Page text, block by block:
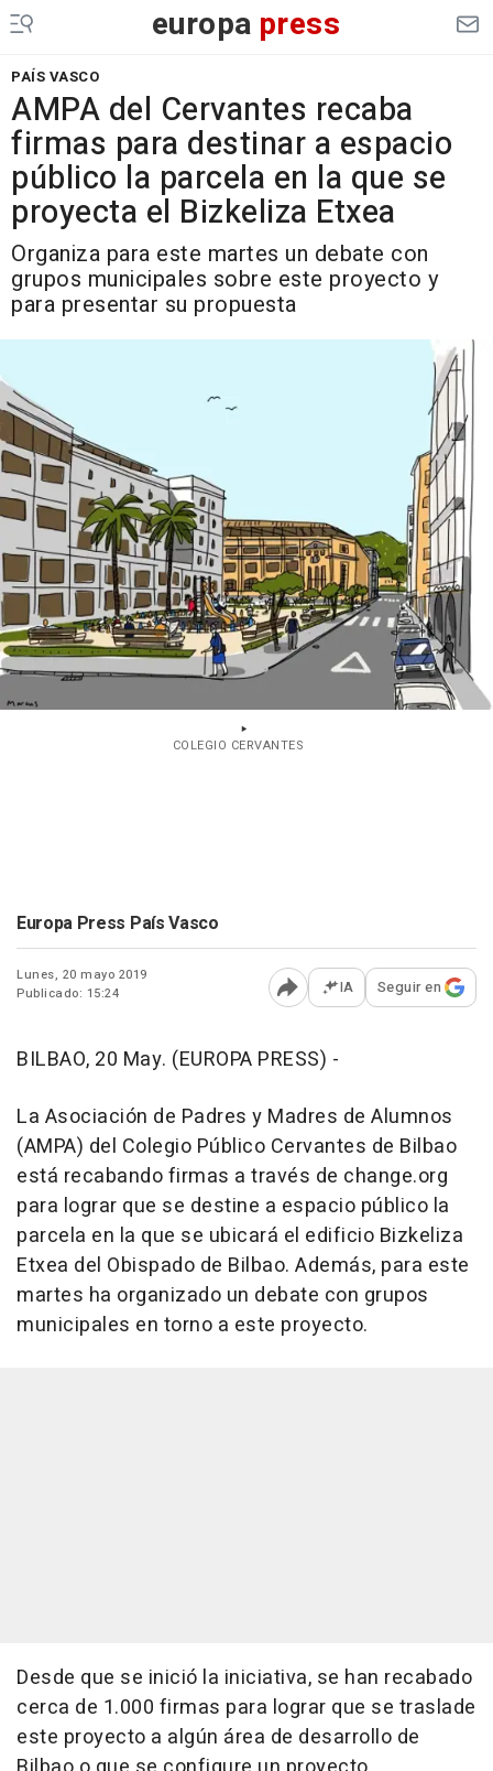
europa press
PAÍS VASCO
AMPA del Cervantes recaba
firmas para destinar a espacio
público la parcela en la que se
proyecta el Bizkeliza Etxea
Organiza para este martes un debate con
grupos municipales sobre este proyecto y
para presentar su propuesta
COLEGIO CERVANTES
Europa Press País Vasco
Lunes, 20 mayo 2019
Publicado: 15:24
Abrir opciones para
IA Seguir en
BILBAO, 20 May. (EUROPA PRESS) -
La Asociación de Padres y Madres de Alumnos
(AMPA) del Colegio Público Cervantes de Bilbao
está recabando firmas a través de change.org
para lograr que se destine a espacio público la
parcela en la que se ubicará el edificio Bizkeliza
Etxea del Obispado de Bilbao. Además, para este
martes ha organizado un debate con grupos
municipales en torno a este proyecto.
Desde que se inició la iniciativa, se han recabado
cerca de 1.000 firmas para lograr que se traslade
este proyecto a algún área de desarrollo de